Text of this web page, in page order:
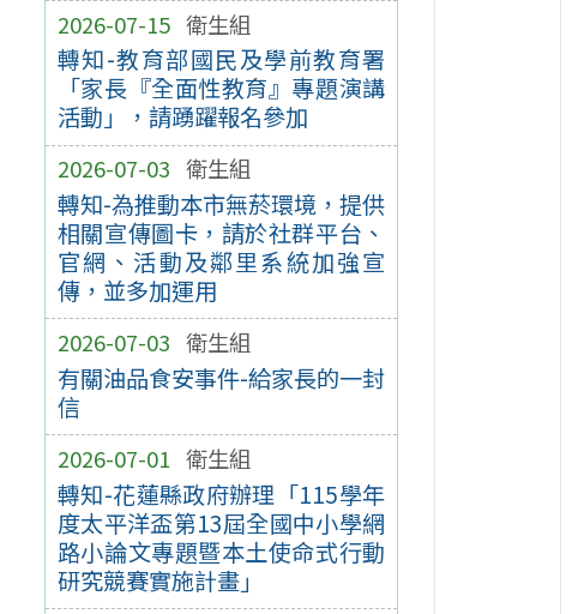
2026-07-15 衛生組
轉知-教育部國民及學前教育署
「家長『全面性教育』專題演講
活動」，請踴躍報名參加
2026-07-03 衛生組
轉知-為推動本市無菸環境，提供
相關宣傳圖卡，請於社群平台、
官網、活動及鄰里系統加強宣
傳，並多加運用
2026-07-03 衛生組
有關油品食安事件-給家長的一封
信
2026-07-01 衛生組
轉知-花蓮縣政府辦理「115學年
度太平洋盃第13屆全國中小學網
路小論文專題暨本土使命式行動
研究競賽實施計畫」